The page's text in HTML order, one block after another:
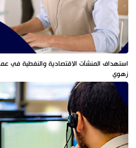
استهداف المنشآت الاقتصادية والنفطية في
زهوي